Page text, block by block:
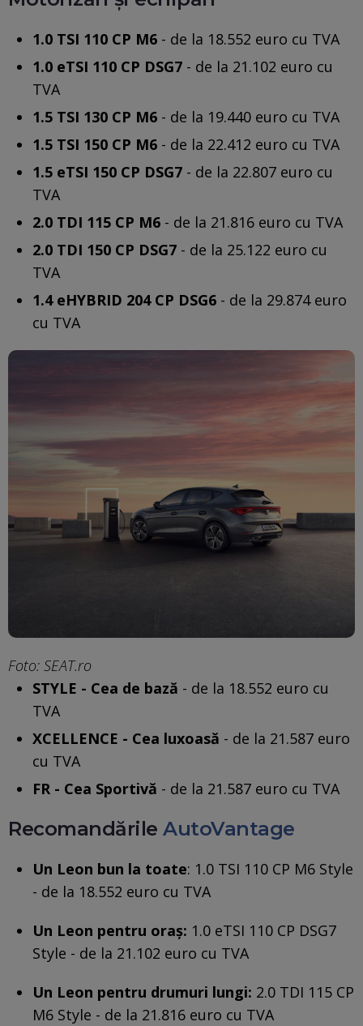
1.0 TSI 110 CP M6 - de la 18.552 euro cu TVA
1.0 eTSI 110 CP DSG7 - de la 21.102 euro cu
TVA
1.5 TSI 130 CP M6 - de la 19.440 euro cu TVA
1.5 TSI 150 CP M6 - de la 22.412 euro cu TVA
1.5 eTSI 150 CP DSG7 - de la 22.807 euro cu
TVA
2.0 TDI 115 CP M6 - de la 21.816 euro cu TVA
2.0 TDI 150 CP DSG7 - de la 25.122 euro cu
TVA
1.4 eHYBRID 204 CP DSG6 - de la 29.874 euro
cu TVA
Foto: SEAT.ro
STYLE - Cea de bază - de la 18.552 euro cu
TVA
XCELLENCE - Cea luxoasă - de la 21.587 euro
cu TVA
FR - Cea Sportivă - de la 21.587 euro cu TVA
RecomandărileAutoVantage
Un Leon bun la toate: 1.0 TSI 110 CP M6 Style
- de la 18.552 euro cu TVA
Un Leon pentru oraș: 1.0 eTSI 110 CP DSG7
Style - de la 21.102 euro cu TVA
Un Leon pentru drumuri lungi: 2.0 TDI 115 CP
M6 Style - de la 21.816 euro cu TVA